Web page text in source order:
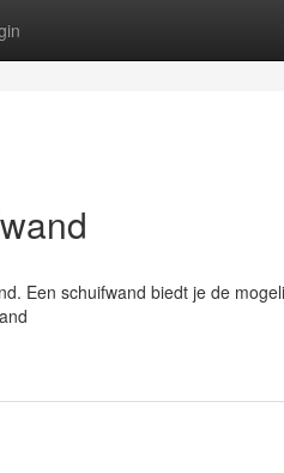
Een schuifwand biedt je de